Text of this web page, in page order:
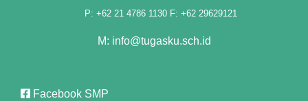
P: +62 21 4786 1130 F: +62 29629121
M: info@tugasku.sch.id
Facebook SMP